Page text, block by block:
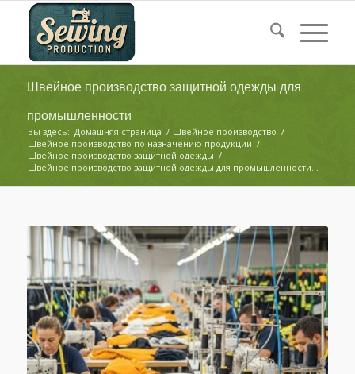
Швейное производство защитной одежды для
промышленности
Вы здесь: Домашняя страница / Швейное производство /
Швейное производство по назначению продукции /
Швейное производство защитной одежды /
Швейное производство защитной одежды для промышленности...